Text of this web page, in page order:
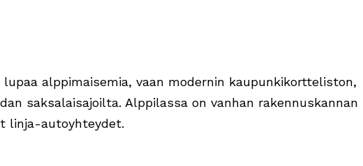
alppimaisemia, vaan modernin kaupunkikortteliston,
saksalaisajoilta. Alppilassa on vanhan rakennuskannan
linja-autoyhteydet.